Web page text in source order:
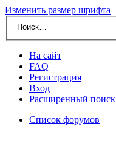
Изменить размер шрифта
На сайт
FAQ
Регистрация
Вход
Расширенный поиск
Список форумов